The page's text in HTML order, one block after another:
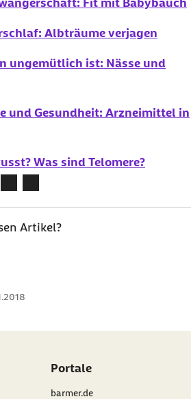
Fit mit Babybauch
Albträume verjagen
ungemütlich ist: Nässe und
und Gesundheit: Arzneimittel in
Was sind Telomere?
Artikel?
3 Sterne4 Sterne5 Sterne
Portale
barmer.de